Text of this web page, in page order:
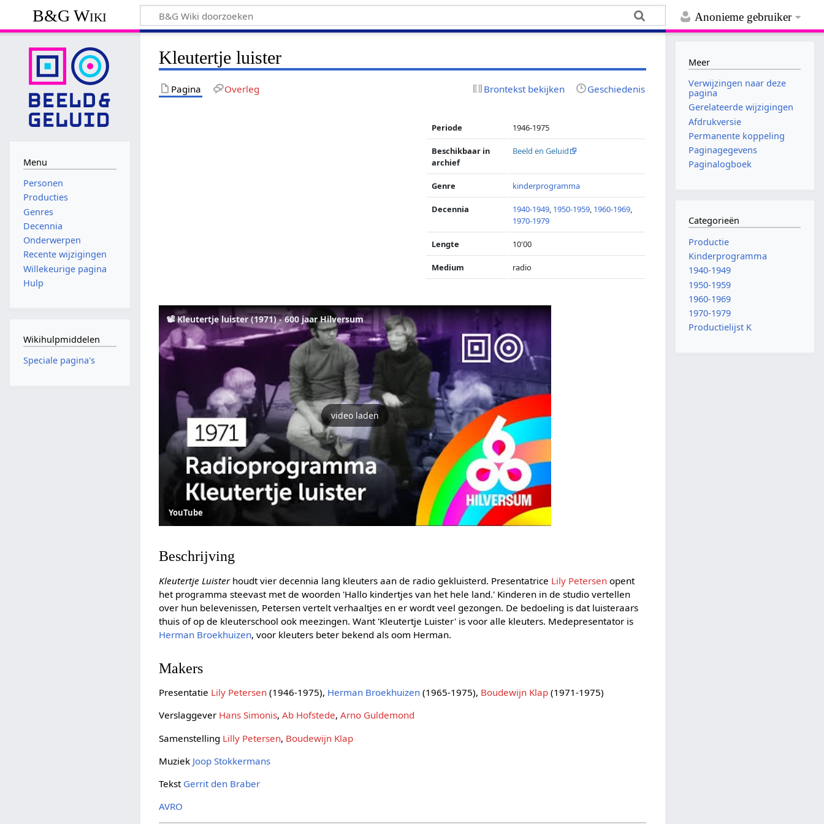
Anonieme gebruiker
B&G Wiki
Kleutertje luister
Pagina Overleg Brontekst bekijken Geschiedenis
Periode 1946-1975
Beschikbaar in
archief
Beeld en Geluid
Genre kinderprogramma
Decennia 1940-1949, 1950-1959, 1960-1969,
1970-1979
Lengte 10'00
Medium radio
📽️ Kleutertje luister (1971) - 600 jaar Hilversum
video laden
YouTube
Beschrijving
Kleutertje Luisterhoudt vier decennia lang kleuters aan de radio gekluisterd. Presentatrice Lily Petersen opent
het programma steevast met de woorden 'Hallo kindertjes van het hele land.' Kinderen in de studio vertellen
over hun belevenissen, Petersen vertelt verhaaltjes en er wordt veel gezongen. De bedoeling is dat luisteraars
thuis of op de kleuterschool ook meezingen. Want 'Kleutertje Luister' is voor alle kleuters. Medepresentator is
Herman Broekhuizen, voor kleuters beter bekend als oom Herman.
Makers
Presentatie Lily Petersen (1946-1975), Herman Broekhuizen (1965-1975), Boudewijn Klap (1971-1975)
Verslaggever Hans Simonis,Ab Hofstede,Arno Guldemond
Samenstelling Lilly Petersen, Boudewijn Klap
Muziek Joop Stokkermans
Tekst Gerrit den Braber
AVRO
Menu
Personen
Producties
Genres
Decennia
Onderwerpen
Recente wijzigingen
Willekeurige pagina
Hulp
Wikihulpmiddelen
Speciale pagina's
Meer
Verwijzingen naar deze
pagina
Gerelateerde wijzigingen
Afdrukversie
Permanente koppeling
Paginagegevens
Paginalogboek
Categorieën
Productie
Kinderprogramma
1940-1949
1950-1959
1960-1969
1970-1979
Productielijst K